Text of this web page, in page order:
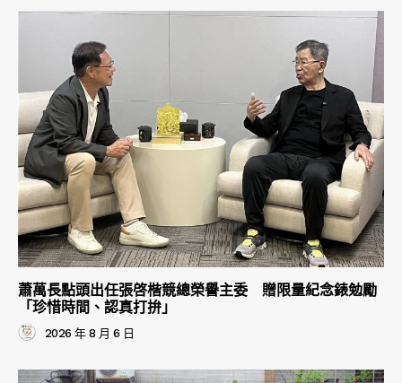
蕭萬長點頭出任張啓楷競總榮譽主委 贈限量紀念錶勉勵
「珍惜時間、認真打拚」
2026 年 8 月 6 日